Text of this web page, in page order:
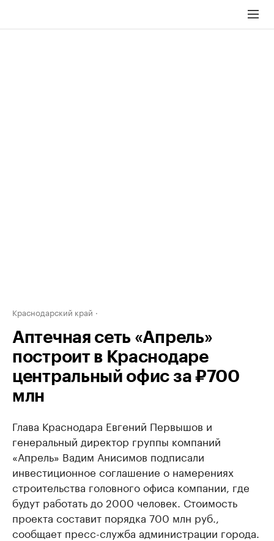
Краснодарский край
Аптечная сеть «Апрель»
построит в Краснодаре
центральный офис за ₽700
млн
Глава Краснодара Евгений Первышов и
генеральный директор группы компаний
«Апрель» Вадим Анисимов подписали
инвестиционное соглашение о намерениях
строительства головного офиса компании, где
будут работать до 2000 человек. Стоимость
проекта составит порядка 700 млн руб.,
сообщает пресс-служба администрации города.